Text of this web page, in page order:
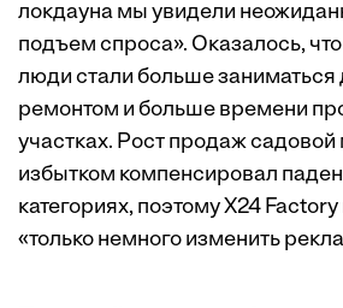
локдауна мы увидели
подъем спроса». Оказалось,
люди стали больше
ремонтом и больше времени
участках. Рост продаж садовой
избытком компенсировал
категориях, поэтому X24
«только немного изменить